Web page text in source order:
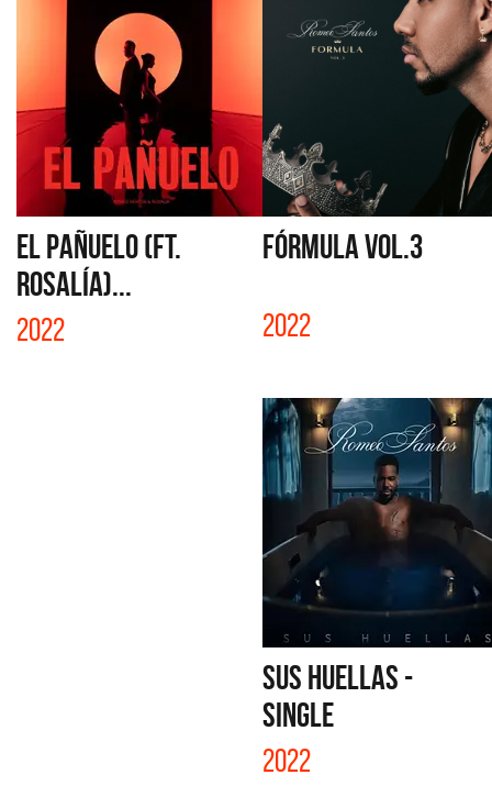
EL PAÑUELO (FT.
ROSALÍA)...
2022
FÓRMULA VOL.3
2022
SUS HUELLAS -
SINGLE
2022